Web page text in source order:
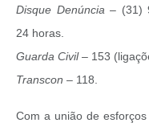
Disque Denúncia – (31)
24 horas.
Guarda Civil– 153
Transcon – 118.
Com a união de